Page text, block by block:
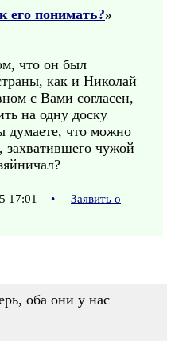
его понимать?»
что он был
как и Николай
с Вами согласен,
на одну доску
думаете, что можно
захватившего чужой
17:01 •
Заявить о
оба они у нас